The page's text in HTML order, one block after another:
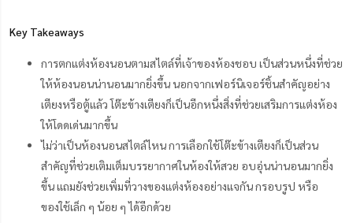
Key Takeaways
การตกแต่งห้องนอนตามสไตล์ที่เจ้าของห้องชอบ เป็นส่วนหนึ่งที่ช่วย
ให้ห้องนอนน่านอนมากยิ่งขึ้น นอกจากเฟอร์นิเจอร์ชิ้นสำคัญอย่าง
เตียงหรือตู้แล้ว โต๊ะข้างเตียงก็เป็นอีกหนึ่งสิ่งที่ช่วยเสริมการแต่งห้อง
ให้โดดเด่นมากขึ้น
ไม่ว่าเป็นห้องนอนสไตล์ไหน การเลือกใช้โต๊ะข้างเตียงก็เป็นส่วน
สำคัญที่ช่วยเติมเต็มบรรยากาศในห้องให้สวย อบอุ่นน่านอนมากยิ่ง
ขึ้น แถมยังช่วยเพิ่มที่วางของแต่งห้องอย่างแจกัน กรอบรูป หรือ
ของใช้เล็ก ๆ น้อย ๆ ได้อีกด้วย